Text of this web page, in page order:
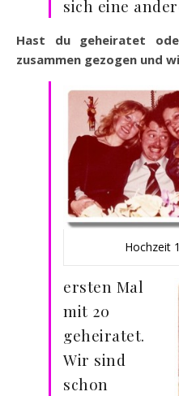
sich eine
Hast du geheiratet
zusammen gezogen und
Hochzeit
ersten Mal
mit 20
geheiratet.
Wir sind
schon